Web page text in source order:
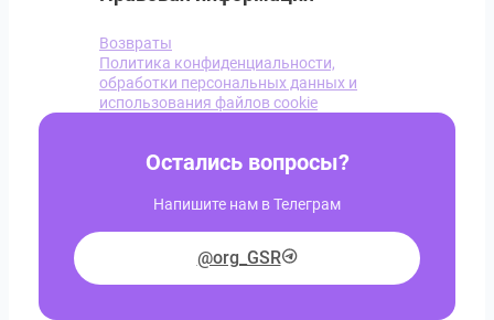
Возвраты
Политика конфиденциальности,
обработки персональных данных и
использования файлов cookie
Остались вопросы?
Напишите нам в Телеграм
@org_GSR